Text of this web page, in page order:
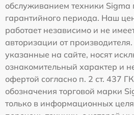
обслуживанием техники Sigma
гарантийного периода. Наш
работает независимо и не
авторизации от
указанные на сайте, носят
ознакомительный характер и
офертой согласно п. 2 ст. 437
обозначения торговой марки
только в информационных